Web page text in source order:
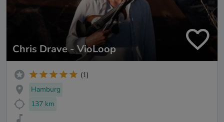
Chris Drave - VioLoop
(1)
Hamburg
137 km